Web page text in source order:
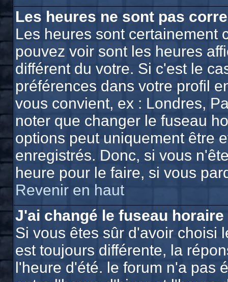
Les heures ne sont pas
Les heures sont certainement
pouvez voir sont les heures
différent du votre. Si c'est le
préférences dans votre profil
vous convient, ex : Londres,
noter que changer le fuseau
options peut uniquement être
enregistrés. Donc, si vous
heure pour le faire, si vous
Revenir en haut
J'ai changé le fuseau
Si vous êtes sûr d'avoir choisi
est toujours différente, la
l'heure d'été. le forum n'a pas